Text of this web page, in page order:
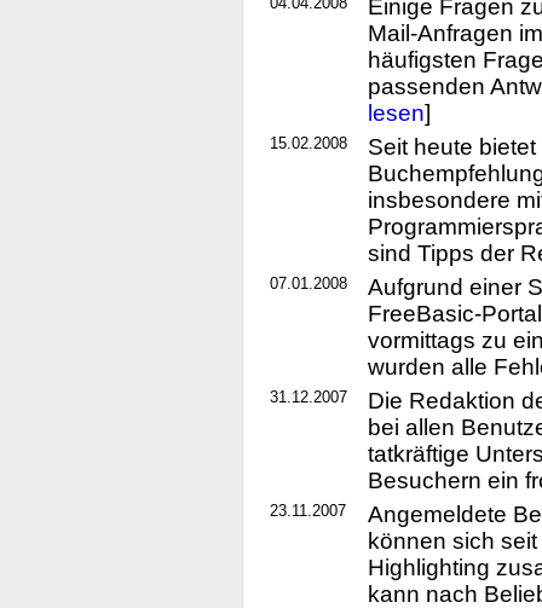
Einige Fragen
Mail-Anfragen
häufigsten
passenden
lesen]
15.02.2008
Seit heute
insbesondere
sind Tipps der
07.01.2008
Aufgrund einer
FreeBasic-
vormittags zu
wurden alle
31.12.2007
Die Redaktion
bei allen
tatkräftige
Besuchern ein
23.11.2007
Angemeldete
können sich
Highlighting
kann nach